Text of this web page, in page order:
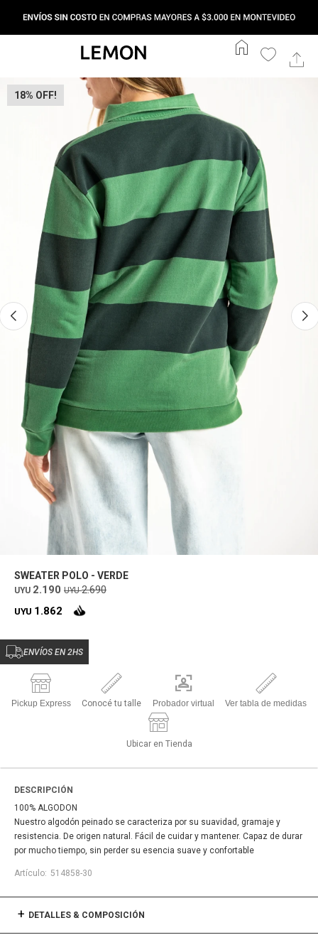
home
18
SWEATER POLO - VERDE
UYU 2.190 UYU 2.690
UYU 1.862
ENVÍOS EN 2HS
Pickup Express Conocé tu talle Probador virtual Ver tabla de medidas
Ubicar en Tienda
DESCRIPCIÓN
100% ALGODON
Nuestro algodón peinado se caracteriza por su suavidad, gramaje y
resistencia. De origen natural. Fácil de cuidar y mantener. Capaz de durar
por mucho tiempo, sin perder su esencia suave y confortable
514858-30
DETALLES & COMPOSICIÓN